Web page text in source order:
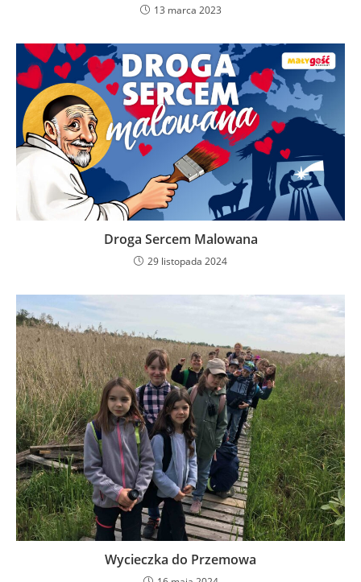
13 marca 2023
Droga Sercem Malowana
29 listopada 2024
Wycieczka do Przemowa